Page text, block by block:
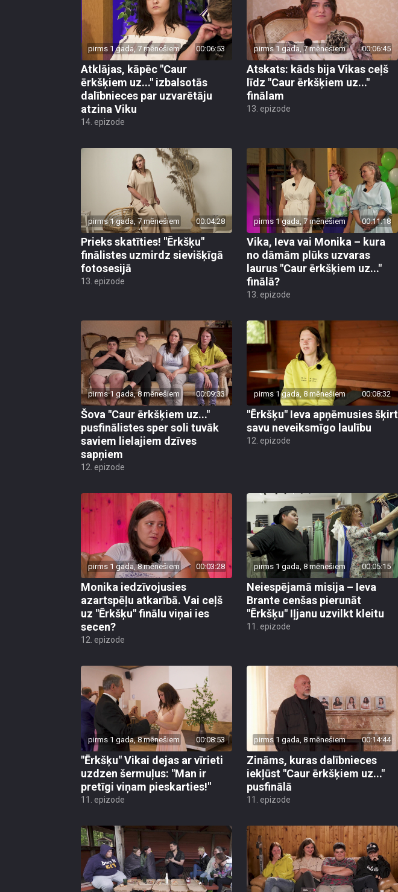
pirms 1 gada, 7 mēnešiem 00:06:53
Atklājas, kāpēc "Caur
ērkšķiem uz..." izbalsotās
dalībnieces par uzvarētāju
atzina Viku
14. epizode
pirms 1 gada, 7 mēnešiem 00:06:45
Atskats: kāds bija Vikas ceļš
līdz "Caur ērkšķiem uz..."
finālam
13. epizode
pirms 1 gada, 7 mēnešiem 00:04:28
Prieks skatīties! "Ērkšķu"
finālistes uzmirdz sievišķīgā
fotosesijā
13. epizode
pirms 1 gada, 7 mēnešiem 00:11:18
Vika, Ieva vai Monika – kura
no dāmām plūks uzvaras
laurus "Caur ērkšķiem uz..."
finālā?
13. epizode
pirms 1 gada, 8 mēnešiem 00:09:33
Šova "Caur ērkšķiem uz..."
pusfinālistes sper soli tuvāk
saviem lielajiem dzīves
sapņiem
12. epizode
pirms 1 gada, 8 mēnešiem 00:08:32
"Ērkšķu" Ieva apņēmusies šķirt
savu neveiksmīgo laulību
12. epizode
pirms 1 gada, 8 mēnešiem 00:03:28
Monika iedzīvojusies
azartspēļu atkarībā. Vai ceļš
uz "Ērkšķu" finālu viņai ies
secen?
12. epizode
pirms 1 gada, 8 mēnešiem 00:05:15
Neiespējamā misija – Ieva
Brante cenšas pierunāt
"Ērkšķu" Iļjanu uzvilkt kleitu
11. epizode
pirms 1 gada, 8 mēnešiem 00:08:53
"Ērkšķu" Vikai dejas ar vīrieti
uzdzen šermuļus: "Man ir
pretīgi viņam pieskarties!"
11. epizode
pirms 1 gada, 8 mēnešiem 00:14:44
Zināms, kuras dalībnieces
iekļūst "Caur ērkšķiem uz..."
pusfinālā
11. epizode